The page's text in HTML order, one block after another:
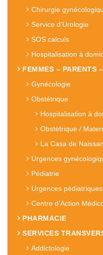
Chirurgie
Service d’Urologie
SOS calculs
Hospitalisation à
FEMMES – PARENTS
Gynécologie
Obstétrique
Hospitalisation à
Obstétrique /
La Casa de
Urgences
Pédiatrie
Urgences pédiatriques
Centre d’Action
PHARMACIE
SERVICES
Addictologie